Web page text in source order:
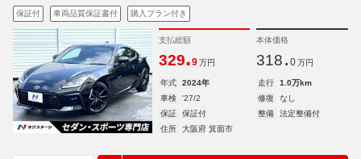
保証付 車両品質保証書付 購入プラン付き
支払総額
329.9 万円
本体価格
318. 0 万円
年式 2024年 走行
1.0万km
車検
'27/2 修復
なし
保証
保証付 整備
法定整備付
住所
大阪府 箕面市